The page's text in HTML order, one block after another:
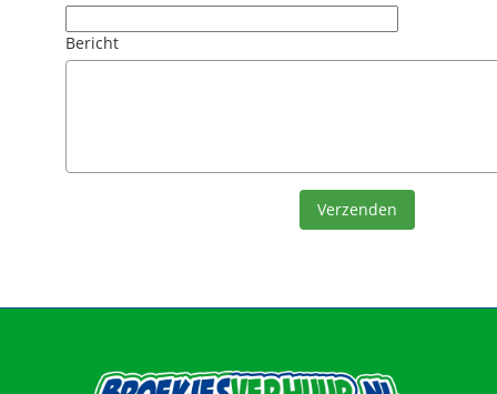
Bericht
Verzenden